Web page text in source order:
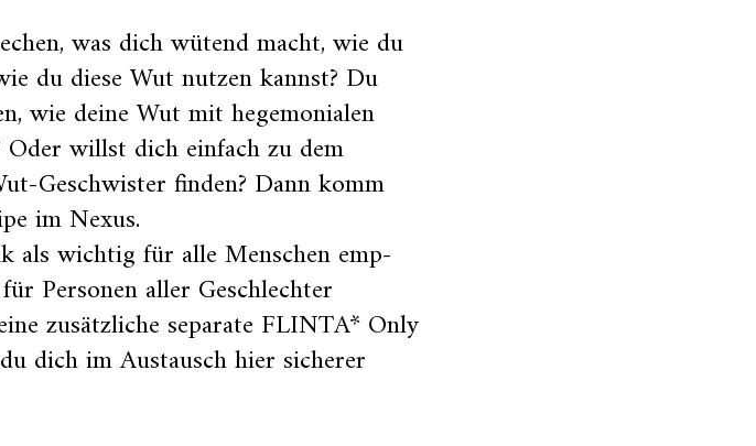
was dich wütend macht, wie du
du diese Wut nutzen kannst? Du
wie deine Wut mit hegemonialen
willst dich einfach zu dem
Geschwister finden? Dann komm
im Nexus.
als wichtig für alle Menschen emp­
Personen aller Geschlechter
zusätzliche separate FLINTA* Only
dich im Austausch hier sicherer